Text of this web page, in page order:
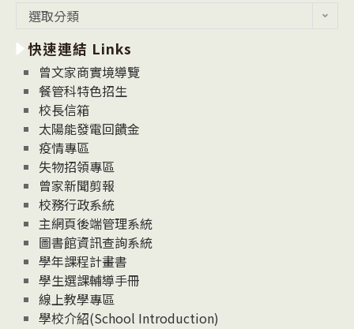
消
息
News
選取分類
快速連結 Links
曾文家商實境導覽
餐管科特色招生
校長信箱
太陽能發電回饋金
疫情專區
失物招領專區
曾家新聞剪報
校務行政系統
主網頁後端管理系統
圖書館資訊查詢系統
學年課程計畫書
學生選課輔導手冊
線上教學專區
學校介紹(School Introduction)